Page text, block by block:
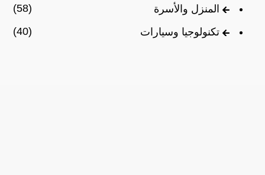
المنزل والأسرة
(58)
تكنولوجيا وسيارات
(40)